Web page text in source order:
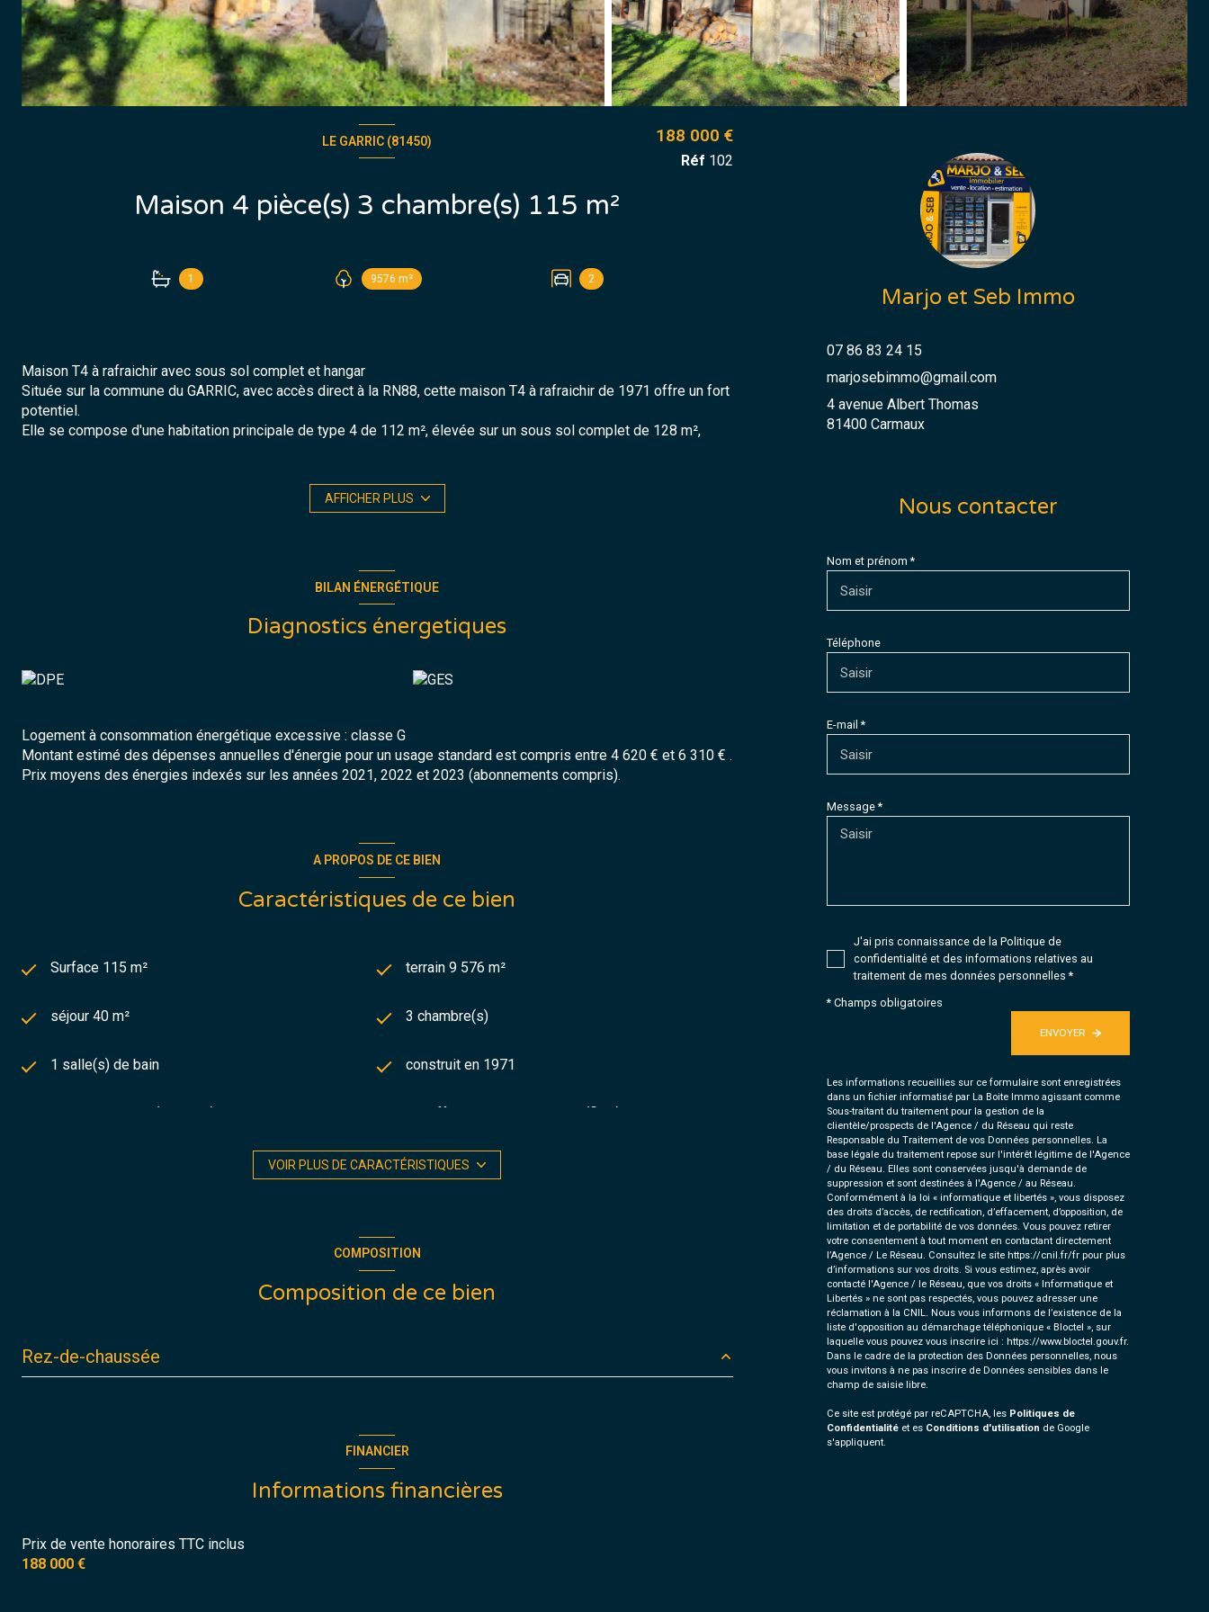
LE GARRIC (81450)
Maison 4 pièce(s) 3 chambre(s) 115 m²
1 9576 m² 2
188 000 €
Réf 102
Maison T4 à rafraichir avec sous sol complet et hangar
Située sur la commune du GARRIC, avec accès direct à la RN88, cette maison T4 à rafraichir de 1971 offre un fort
potentiel.
Elle se compose d'une habitation principale de type 4 de 112 m², élevée sur un sous sol complet de 128 m²,
- Un grand séjour lumineux avec cheminée insert donnée sur un grand balcon
Un hangar indépendant de 164m² complète le bien, parfait pour une activité professionnelle, artisanale ou
L'ensemble est implanté sur un grand terrain de plus de 9000 m², offrant de nombreusespossibilités (animaux,
Localisation stratégique :
visibilité et accessibilité immédiate grace à la RN88
Bien rare avec fort potentiel
, convenant aussi bien à un particuier qu'à un professionnel.
AFFICHER PLUS
BILAN ÉNERGÉTIQUE
Diagnostics énergetiques
Logement à consommation énergétique excessive : classe G
Montant estimé des dépenses annuelles d'énergie pour un usage standard est compris entre 4 620 € et 6 310 € .
Prix moyens des énergies indexés sur les années 2021, 2022 et 2023 (abonnements compris).
A PROPOS DE CE BIEN
Caractéristiques de ce bien
Surface 115 m² terrain 9 576 m²
séjour 40 m² 3 chambre(s)
1 salle(s) de bain construit en 1971
cuisine séparée (équipée) Chauffage central : radiateur (fioul)
Chauffage individuel : cheminée (bois) 2 garage(s)
VOIR PLUS DE CARACTÉRISTIQUES
COMPOSITION
Composition de ce bien
Rez-de-chaussée
salle de bain
FINANCIER
Informations financières
Prix de vente honoraires TTC inclus
188 000 €
Marjo et Seb Immo
07 86 83 24 15
marjosebimmo@gmail.com
4 avenue Albert Thomas
81400 Carmaux
Nous contacter
Nom et prénom *
Téléphone
E-mail *
Message *
J'ai pris connaissance de la Politique de
confidentialité et des informations relatives au
traitement de mes données personnelles *
* Champs obligatoires
ENVOYER
Les informations recueillies sur ce formulaire sont enregistrées
dans un fichier informatisé par La Boite Immo agissant comme
Sous-traitant du traitement pour la gestion de la
clientèle/prospects de l'Agence / du Réseau qui reste
Responsable du Traitement de vos Données personnelles. La
base légale du traitement repose sur l'intérêt légitime de l'Agence
/ du Réseau. Elles sont conservées jusqu'à demande de
suppression et sont destinées à l'Agence / au Réseau.
Conformément à la loi « informatique et libertés », vous disposez
des droits d’accès, de rectification, d’effacement, d’opposition, de
limitation et de portabilité de vos données. Vous pouvez retirer
votre consentement à tout moment en contactant directement
l’Agence / Le Réseau. Consultez le site https://cnil.fr/frpour plus
d’informations sur vos droits. Si vous estimez, après avoir
contacté l'Agence / le Réseau, que vos droits « Informatique et
Libertés » ne sont pas respectés, vous pouvez adresser une
réclamation à la CNIL. Nous vous informons de l’existence de la
liste d'opposition au démarchage téléphonique « Bloctel », sur
laquelle vous pouvez vous inscrire ici : https://www.bloctel.gouv.fr.
Dans le cadre de la protection des Données personnelles, nous
vous invitons à ne pas inscrire de Données sensibles dans le
champ de saisie libre.
Ce site est protégé par reCAPTCHA, les Politiques de
Confidentialitéet es Conditions d'utilisation de Google
s'appliquent.